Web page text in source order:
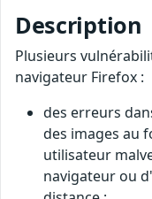
Description
Plusieurs
navigateur Firefox :
des erreurs
des images au
utilisateur
navigateur ou